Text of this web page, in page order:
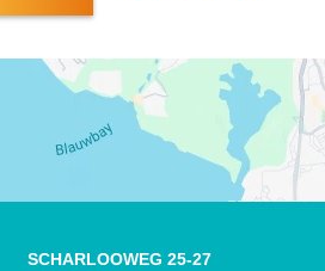
SCHARLOOWEG 25-27